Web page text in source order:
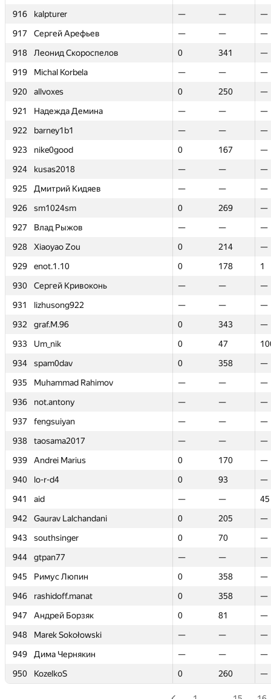
916
kalpturer — —
—
917
Сергей Арефьев — —
—
918
Леонид Скороспелов 0 341
—
919
Michal Korbela — —
—
920
allvoxes 0 250
—
921
Надежда Демина — —
—
922
barney1b1 — —
—
923
nike0good 0 167
—
924
kusas2018 — —
—
925
Дмитрий Кидяев — —
—
926
sm1024sm 0 269
—
927
Влад Рыжов — —
—
928
Xiaoyao Zou 0 214
—
929
enot.1.10 0 178
1
930
Сергей Кривоконь — —
—
931
lizhusong922 — —
—
932
graf.M.96 0 343
—
933
Um_nik 0 47
934
spam0dav 0 358
—
935
Muhammad Rahimov — —
—
936
not.antony — —
—
937
fengsuiyan — —
—
938
taosama2017 — —
—
939
Andrei Marius 0 170
—
940
lo-r-d4 0 93
—
941
aid — —
45
942
Gaurav Lalchandani 0 205
—
943
southsinger 0 70
—
944
gtpan77 — —
—
945
Римус Люпин 0 358
—
946
rashidoff.manat 0 358
—
947
Андрей Борзяк 0 81
—
948
Marek Sokołowski — —
—
949
Дима Чернякин — —
—
950
KozelkoS 0 260 —
916
kalpturer — —
—
917
Сергей Арефьев — —
—
918
Леонид Скороспелов 0 341
—
919
Michal Korbela — —
—
920
allvoxes 0 250
—
921
Надежда Демина — —
—
922
barney1b1 — —
—
923
nike0good 0 167
—
924
kusas2018 — —
—
925
Дмитрий Кидяев — —
—
926
sm1024sm 0 269
—
927
Влад Рыжов — —
—
928
Xiaoyao Zou 0 214
—
929
enot.1.10 0 178
1
930
Сергей Кривоконь — —
—
931
lizhusong922 — —
—
932
graf.M.96 0 343
—
933
Um_nik 0 47
934
spam0dav 0 358
—
935
Muhammad Rahimov — —
—
936
not.antony — —
—
937
fengsuiyan — —
—
938
taosama2017 — —
—
939
Andrei Marius 0 170
—
940
lo-r-d4 0 93
—
941
aid — —
45
942
Gaurav Lalchandani 0 205
—
943
southsinger 0 70
—
944
gtpan77 — —
—
945
Римус Люпин 0 358
—
946
rashidoff.manat 0 358
—
947
Андрей Борзяк 0 81
—
948
Marek Sokołowski — —
—
949
Дима Чернякин — —
—
950
KozelkoS 0 260 —